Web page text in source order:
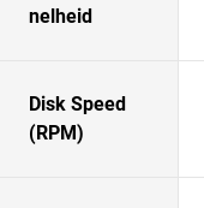
nelheid
Disk Speed
(RPM)